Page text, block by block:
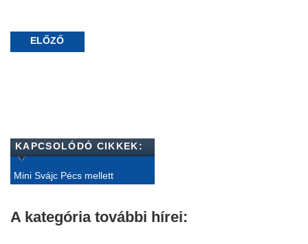
ELŐZŐ
KAPCSOLÓDÓ CIKKEK:
Mini Svájc Pécs mellett
A kategória további hírei: